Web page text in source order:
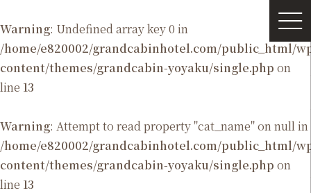
Warning: Undefined array key 0 in
/home/e820002/grandcabinhotel.com/public_html/
content/themes/grandcabin-yoyaku/single.php on
line 13
Warning: Attempt to read property "cat_name" on null in
/home/e820002/grandcabinhotel.com/public_html/
content/themes/grandcabin-yoyaku/single.php on
line 13